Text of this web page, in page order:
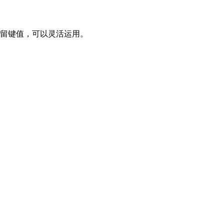
键值，可以灵活运用。